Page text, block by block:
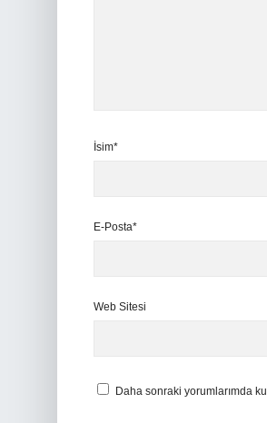
İsim*
E-Posta*
Web Sitesi
Daha sonraki yorumlarımda